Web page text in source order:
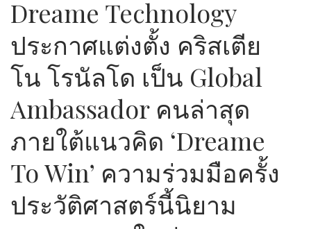
Dreame Technology
ประกาศแต่งตั้ง คริสเตีย
โน โรนัลโด เป็น Global
Ambassador คนล่าสุด
ภายใต้แนวคิด ‘Dreame
To Win’ ความร่วมมือครั้ง
ประวัติศาสตร์นี้นิยาม